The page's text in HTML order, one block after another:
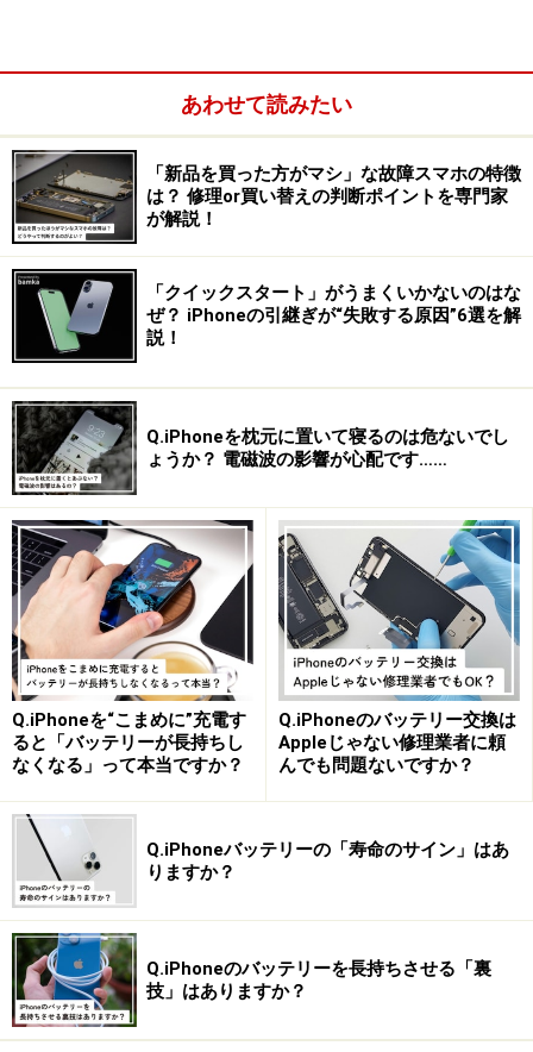
Safari：検索ボックスが画面下に
iPhoneの標準Webブラウザ「Safari」。今まで画面上部
にあったアドレスバー、検索ボックスが、画面下に移動
しました。
アドレスバー、検索ボックスが画面下に
​​​​​iPhoneの画面サイズが年々大きくなってきて、それゆえ
に「画面上部に指が届かない」という問題が発生してい
ました。
おそらく今回の変更は、画面下部に必要な操作を集約す
ることで、さらなる利便性の向上を図ろうとしたものだ
と考えられます。
実際に筆者は、新しいデザインのほうが使いやすいと感
じています。片手での操作性は確実に上がり、Webブラ
ウジングが快適になった実感があります。
あわせて読みたい
「新品を買った方がマシ」な故障スマホの特徴
は？ 修理or買い替えの判断ポイントを専門家
が解説！
「クイックスタート」がうまくいかないのはな
ぜ？ iPhoneの引継ぎが“失敗する原因”6選を解
説！
Q.iPhoneを枕元に置いて寝るのは危ないでし
ょうか？ 電磁波の影響が心配です……
Q.iPhoneを“こまめに”充電す
ると「バッテリーが長持ちし
なくなる」って本当ですか？
Q.iPhoneのバッテリー交換は
Appleじゃない修理業者に頼
んでも問題ないですか？
Q.iPhoneバッテリーの「寿命のサイン」はあ
りますか？
Q.iPhoneのバッテリーを長持ちさせる「裏
技」はありますか？